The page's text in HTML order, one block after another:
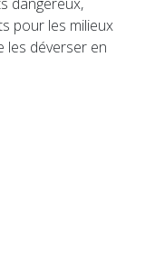
pour les milieux
les déverser en